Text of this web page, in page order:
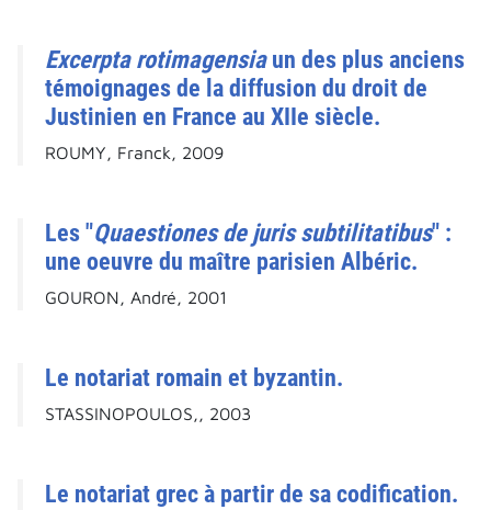
Excerpta rotimagensiaun des plus anciens
témoignages de la diffusion du droit de
Justinien en France au XIIe siècle.
ROUMY, Franck, 2009
Les "Quaestiones de juris subtilitatibus" :
une oeuvre du maître parisien Albéric.
GOURON, André, 2001
Le notariat romain et byzantin.
STASSINOPOULOS,, 2003
Le notariat grec à partir de sa codification.